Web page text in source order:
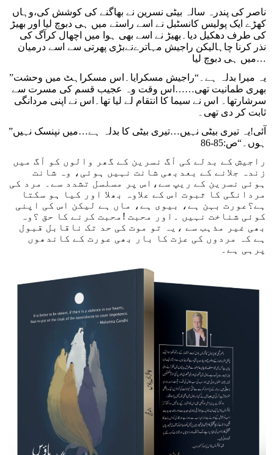
ناصر کی پندرہ سالہ بیٹی نسرین نے بھاگنے کی کوشش کی،وہاں
کھڑے ایک پولیس کانسٹبل نے اسے راستے میں ہی دبوچ لیا اور بھیڑ
کی طرف دھکیل دیا۔بھیڑ نے اسے بھی ہوا میں اچھال کرآگ کی
نذر کرنا چاہالیکن راجیش مہاترےنےبڑی پھرتی سے اسے درمیان
میں ہی دبوچ لیا…
”یہ میرا بدلہ ہے۔“راجیش مسکرایا۔اس مسکراہٹ میں وحشت
بھری طمانیت تھی……اس وقت وہ عجیب قسم کی مسرت سے
سرشارتھا۔ اس نے سیما کا انتقام لے لیا تھا۔اس نے اپنی مردانگی
ثابت کر دی تھی۔
”آئی!یہ تیری بیٹی نہیں…تیری بیٹی کا بدلہ ہے…میں نپنسک نہیں
ہوں۔“ص:85-86
راجیش کے بدلے کی آگ نسرین کے گھر والوں کو آگ میں
زندہ جلانے کے بعدبھی شانت نہیں ہوئی، وہ شانت
ہوئی نسرین کے ریپ سے،اس پر مسلسل تشدد سے۔ مرد کی
مردانگی کا ثبوت اس کے علاوہ بھلا اور کیا ہو سکتا
ہے؟عورت بہن ہے، بیوی ہے، ماں ہے لیکن اس کی اپنی
کوئی شناخت نہیں ۔اور محبت !محبت کرنے کا حق ؟وہ
بھی غیر مذہب سے ،یہ تو موت کی حد تک ناقابل قبول
ہے کہ مردوں کی عزت کا بار بھی عورت کے کاندھوں
پرہی ہے۔